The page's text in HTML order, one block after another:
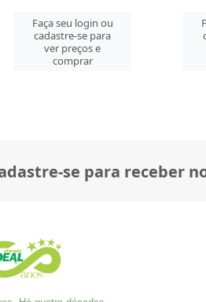
Faça seu login ou
cadastre-se para
ver preços e
comprar
se para receber